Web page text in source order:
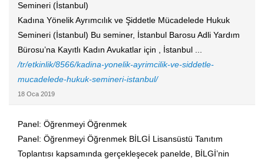
Semineri (İstanbul)
Kadına Yönelik Ayrımcılık ve Şiddetle Mücadelede Hukuk
Semineri (İstanbul) Bu seminer, İstanbul Barosu Adli Yardım
Bürosu’na Kayıtlı Kadın Avukatlar için , İstanbul ...
/tr/etkinlik/8566/kadina-yonelik-ayrimcilik-ve-siddetle-
mucadelede-hukuk-semineri-istanbul/
18 Oca 2019
Panel: Öğrenmeyi Öğrenmek
Panel: Öğrenmeyi Öğrenmek BİLGİ Lisansüstü Tanıtım
Toplantısı kapsamında gerçekleşecek panelde, BİLGİ’nin